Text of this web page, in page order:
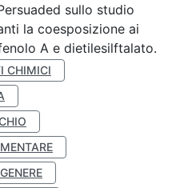
sullo studio
la coesposizione ai
A e dietilesilftalato.
CHIMICI